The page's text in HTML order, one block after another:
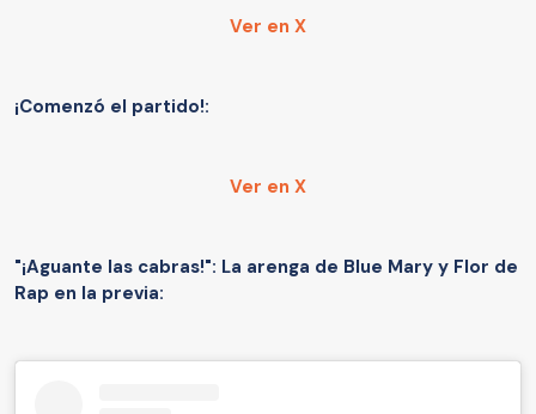
Ver en X
¡Comenzó el partido!:
Ver en X
"¡Aguante las cabras!": La arenga de Blue Mary y Flor de
Rap en la previa: